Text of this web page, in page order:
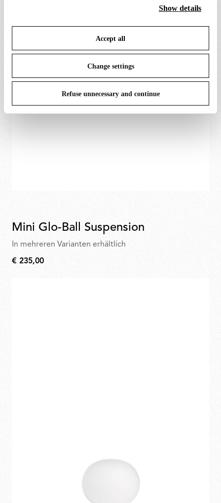
cookies. By clicking on “Change settings” you can accept
save your choices. You can modify your options anytime.
To know more refer to ourCookie Policy
Show details
Accept all
Change settings
Refuse unnecessary and continue
Mini Glo-Ball Suspension
In mehreren Varianten erhältlich
€
€ 235,00